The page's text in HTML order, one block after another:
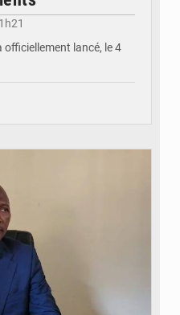
officiellement lancé, le 4